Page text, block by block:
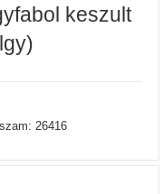
keszult
26416